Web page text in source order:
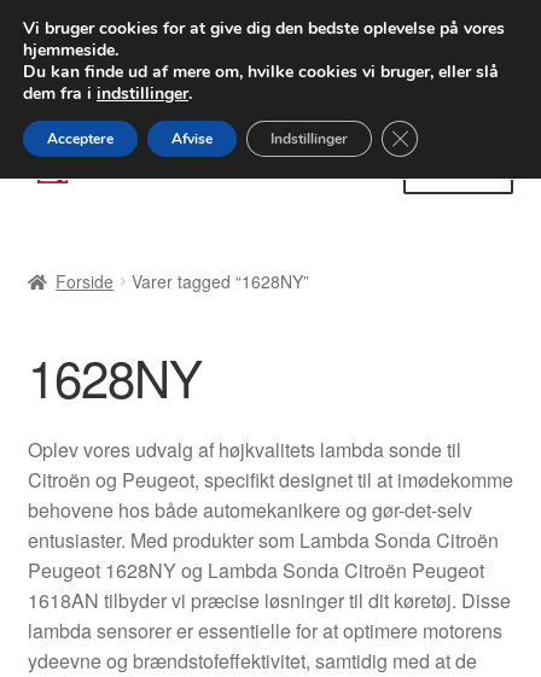
LEVERING fra 55 kr.
FEDEX verdensomspændende forsendelse
80 82 72 02
Spring
til
Spring
til
Betalinger
Kasse
Klageprocedure
Kontakte
Kurv
Forside Varer tagged “1628NY”
1628NY
Oplev vores udvalg af højkvalitets lambda sonde til
Citroën og Peugeot, specifikt designet til at imødekomme
behovene hos både automekanikere og gør-det-selv
entusiaster. Med produkter som Lambda Sonda Citroën
Peugeot 1628NY og Lambda Sonda Citroën Peugeot
1618AN tilbyder vi præcise løsninger til dit køretøj. Disse
lambda sensorer er essentielle for at optimere motorens
ydeevne og brændstofeffektivitet, samtidig med at de
Vi bruger cookies for at give dig den bedste oplevelse på vores
hjemmeside.
Du kan finde ud af mere om, hvilke cookies vi bruger, eller slå
dem fra i indstillinger.
Acceptere Afvise Indstillinger Close GDPR